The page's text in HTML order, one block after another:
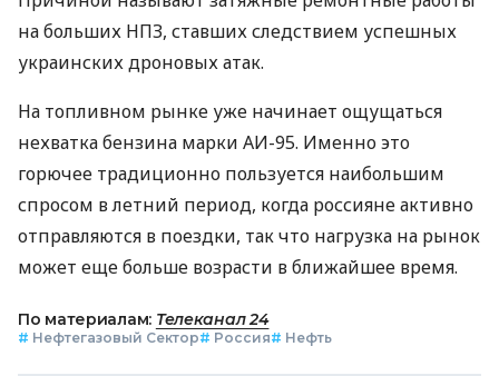
на больших НПЗ, ставших следствием успешных
украинских дроновых атак.
На топливном рынке уже начинает ощущаться
нехватка бензина марки АИ-95. Именно это
горючее традиционно пользуется наибольшим
спросом в летний период, когда россияне активно
отправляются в поездки, так что нагрузка на рынок
может еще больше возрасти в ближайшее время.
По материалам: Телеканал 24
# Нефтегазовый Сектор# Россия# Нефть